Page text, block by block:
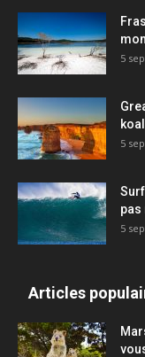
5
5
pas
5
Articles